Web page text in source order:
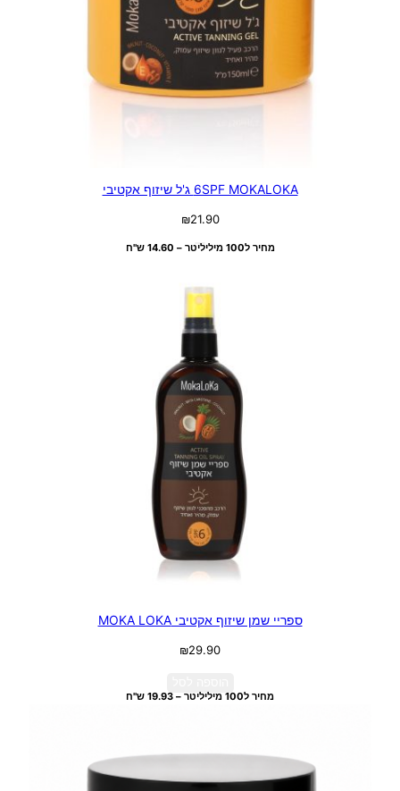
6SPF MOKALOKA ג'ל שיזוף אקטיבי
₪21.90
מחיר ל100 מיליליטר – 14.60 ש"ח
ספריי שמן שיזוף אקטיבי MOKA LOKA
₪29.90
מחיר ל100 מיליליטר – 19.93 ש"ח